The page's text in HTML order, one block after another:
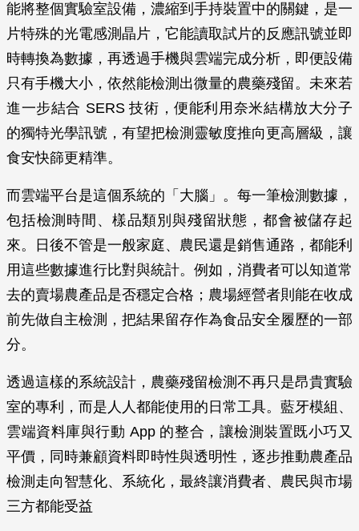
能將整個實驗室設備，濃縮到手持裝置中的關鍵，是一
片特殊的光電感測晶片，它能讀取試片的反應訊號並即
時轉換為數據，再透過手機與雲端完成分析，即便設備
只有手機大小，依然能檢測出微量的農藥殘留。未來若
進一步結合 SERS 技術，便能利用奈米結構放大分子
的獨特光學訊號，有望把檢測靈敏度推向更高層級，讓
食安快篩更精準。
而雲端平台是這個系統的「大腦」。每一筆檢測數據，
包括檢測時間、樣品類別與殘留狀態，都會被儲存起
來。日後不管是一般家庭、農民還是銷售通路，都能利
用這些數據進行比對與統計。例如，消費者可以知道常
去的賣場農產品是否穩定合格；農場經營者則能在收成
前先做自主檢測，把結果留存作為食品安全履歷的一部
分。
透過這樣的系統設計，農藥殘留檢測不再只是昂貴實驗
室的專利，而是人人都能使用的日常工具。藍牙模組、
雲端資料庫與行動 App 的整合，讓檢測裝置既小巧又
平價，同時兼顧資料即時性與透明性，逐步推動農產品
檢測走向智慧化、系統化，最終讓消費者、農民與市場
三方都能受益